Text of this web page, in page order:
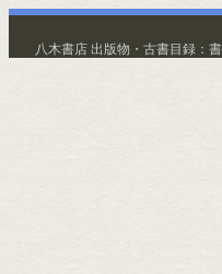
八木書店 出版物・古書目録：